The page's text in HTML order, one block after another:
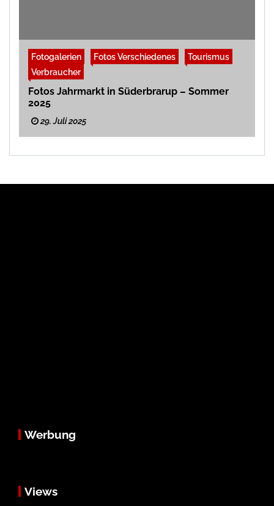
Fotogalerien Fotos Verschiedenes
Tourismus
Verbraucher
Fotos Jahrmarkt in Süderbrarup – Sommer
2025
29. Juli 2025
Werbung
Views